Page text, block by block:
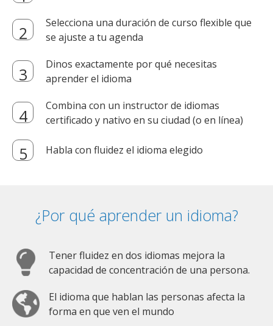
Selecciona una duración de curso flexible que
se ajuste a tu agenda
Dinos exactamente por qué necesitas
aprender el idioma
Combina con un instructor de idiomas
certificado y nativo en su ciudad (o en línea)
Habla con fluidez el idioma elegido
¿Por qué aprender un idioma?
Tener fluidez en dos idiomas mejora la
capacidad de concentración de una persona.
El idioma que hablan las personas afecta la
forma en que ven el mundo